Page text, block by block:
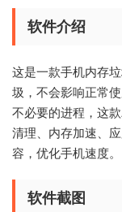
软件介绍
这是一款手机内存
圾，不会影响正常
不必要的进程，这
清理、内存加速、
容，优化手机速度。
软件截图